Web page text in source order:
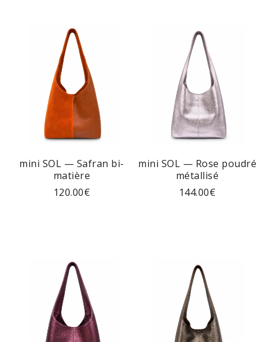
mini SOL — Safran bi-
matière
120.00€
mini SOL — Rose poudré
métallisé
144.00€